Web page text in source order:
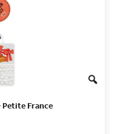
France